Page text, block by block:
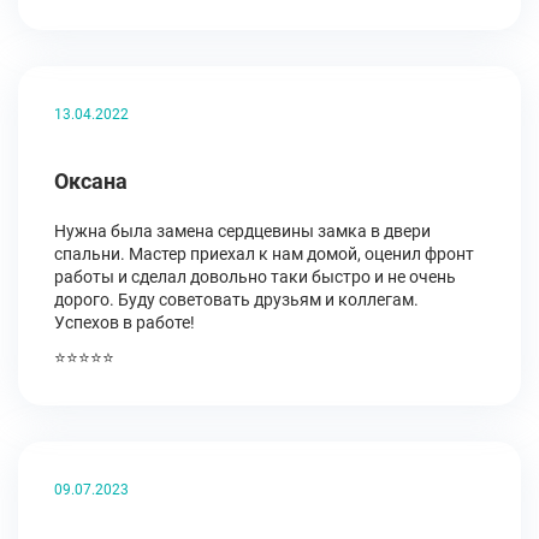
13.04.2022
Оксана
Нужна была замена сердцевины замка в двери
спальни. Мастер приехал к нам домой, оценил фронт
работы и сделал довольно таки быстро и не очень
дорого. Буду советовать друзьям и коллегам.
Успехов в работе!
⭐⭐⭐⭐⭐
09.07.2023